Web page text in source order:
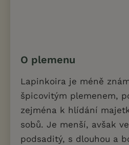
O plemenu
Lapinkoira je méně
špicovitým plemenem,
zejména k hlídání
sobů. Je menší, avšak
podsaditý, s dlouhou a